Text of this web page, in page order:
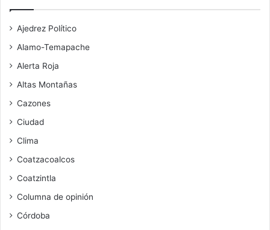
Ajedrez Político
Alamo-Temapache
Alerta Roja
Altas Montañas
Cazones
Ciudad
Clima
Coatzacoalcos
Coatzintla
Columna de opinión
Córdoba